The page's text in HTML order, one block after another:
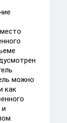
можно
как
и